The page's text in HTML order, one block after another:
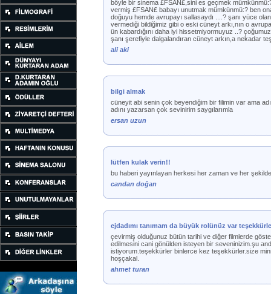
böyle bir sinema £FSAN£,sini es geçmek
vermiş £FSAN£ babayı unutmak mümkünmü:? ben
doğuyu hemde avrupayı sallasaydı ....? şanı yüce
vermediği bildiğimiz gibi o eski cüneyt arkı,nın o
ün kabardığını daha iyi hissetmiyormuyuz ..?
şanı şerefiyle dalgalandıran cüneyt arkın,a nekadar
ali aki
bilgi almak
cüneyit abi senin çok beyendiğim bir filimin var ama
adını yazarsan çok sevinirim saygılarımla
ersan uzun
lütfen kulak verin!!
bu haberi yayınlayan herkesi her zaman ve her
candan doğan
ejdadımı tanımam da büyük rolünüz var
çevirmiş olduğunuz bütün tarihi ve diğer filmlerde
edilmesini cani gönülden isteyen bir seveninizim.şu
istiyorum.teşekkürler binlerce kez teşekkürler.size
hoşçakal.
ahmet turan